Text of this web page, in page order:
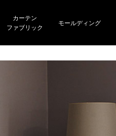
カーテン
ファブリック
モールディング